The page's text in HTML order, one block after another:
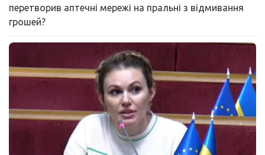
перетворив аптечні мережі на пральні з відмивання
грошей?